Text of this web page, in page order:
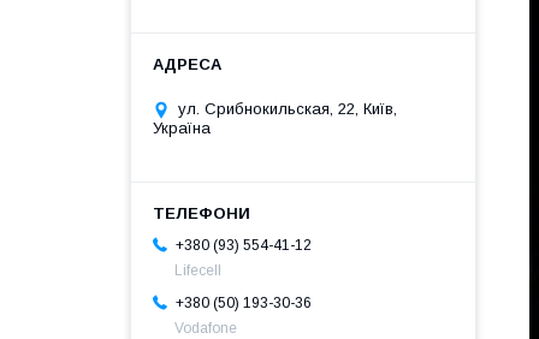
ул. Срибнокильская, 22, Київ,
Україна
+380 (93) 554-41-12
Lifecell
+380 (50) 193-30-36
Vodafone